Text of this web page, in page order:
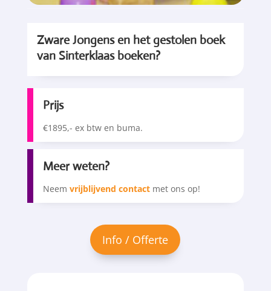
Zware Jongens en het gestolen boek
van Sinterklaas boeken?
Prijs
€1895,- ex btw en buma.
Meer weten?
Neem vrijblijvend contactmet ons op!